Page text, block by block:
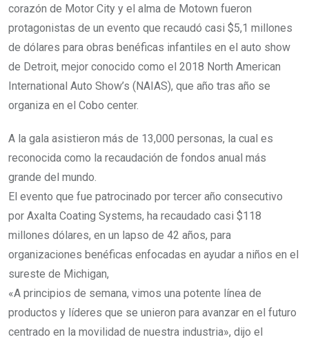
corazón de Motor City y el alma de Motown fueron
protagonistas de un evento que recaudó casi $5,1 millones
de dólares para obras benéficas infantiles en el auto show
de Detroit, mejor conocido como el 2018 North American
International Auto Show’s (NAIAS), que año tras año se
organiza en el Cobo center.
A la gala asistieron más de 13,000 personas, la cual es
reconocida como la recaudación de fondos anual más
grande del mundo.
El evento que fue patrocinado por tercer año consecutivo
por Axalta Coating Systems, ha recaudado casi $118
millones dólares, en un lapso de 42 años, para
organizaciones benéficas enfocadas en ayudar a niños en el
sureste de Michigan,
«A principios de semana, vimos una potente línea de
productos y líderes que se unieron para avanzar en el futuro
centrado en la movilidad de nuestra industria», dijo el